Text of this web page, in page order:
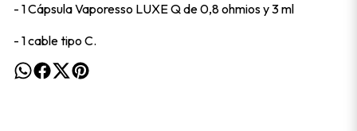
- 1 Cápsula Vaporesso LUXE Q de 0,8 ohmios y 3 ml
- 1 cable tipo C.